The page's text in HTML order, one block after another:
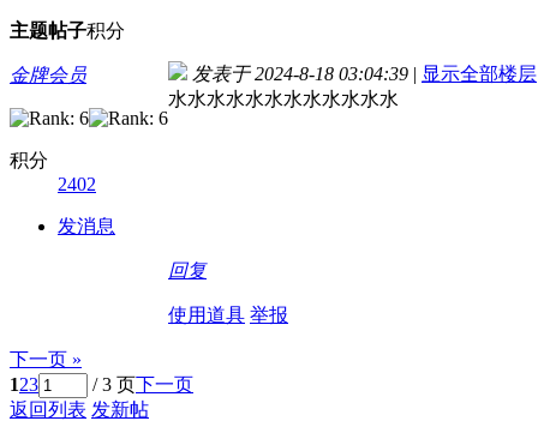
主题帖子积分
金牌会员
积分
2402
发消息
发表于 2024-8-18 03:04:39 | 显示全部楼层
水水水水水水水水水水水水
回复
使用道具 举报
下一页 »
123 / 3 页下一页
返回列表 发新帖